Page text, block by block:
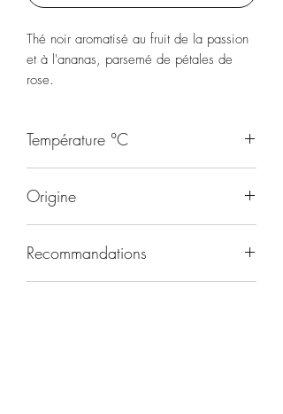
Thé noir aromatisé au fruit de la passion
et à l'ananas, parsemé de pétales de
rose.
Température °C
Origine
Recommandations